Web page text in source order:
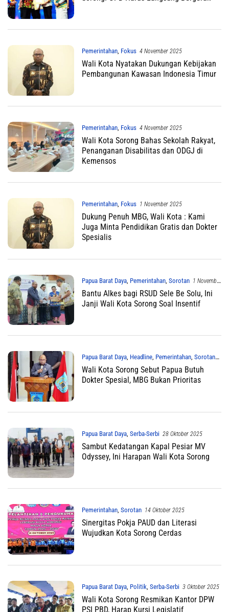
Pemerintahan, Fokus 4 November 2025
Wali Kota Nyatakan Dukungan Kebijakan
Pembangunan Kawasan Indonesia Timur
Pemerintahan, Fokus 4 November 2025
Wali Kota Sorong Bahas Sekolah Rakyat,
Penanganan Disabilitas dan ODGJ di
Kemensos
Pemerintahan, Fokus 1 November 2025
Dukung Penuh MBG, Wali Kota : Kami
Juga Minta Pendidikan Gratis dan Dokter
Spesialis
Papua Barat Daya, Pemerintahan, Sorotan 1 November
2025
Bantu Alkes bagi RSUD Sele Be Solu, Ini
Janji Wali Kota Sorong Soal Insentif
Papua Barat Daya, Headline, Pemerintahan, Sorotan
31 Oktober 2025
Wali Kota Sorong Sebut Papua Butuh
Dokter Spesial, MBG Bukan Prioritas
Papua Barat Daya, Serba-Serbi 28 Oktober 2025
Sambut Kedatangan Kapal Pesiar MV
Odyssey, Ini Harapan Wali Kota Sorong
Pemerintahan, Sorotan 14 Oktober 2025
Sinergitas Pokja PAUD dan Literasi
Wujudkan Kota Sorong Cerdas
Papua Barat Daya, Politik, Serba-Serbi 3 Oktober 2025
Wali Kota Sorong Resmikan Kantor DPW
PSI PBD, Harap Kursi Legislatif